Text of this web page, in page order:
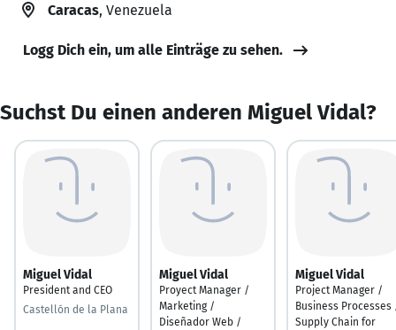
Caracas, Venezuela
Logg Dich ein, um alle Einträge zu sehen.
Suchst Du einen anderen Miguel Vidal?
Miguel Vidal
President and CEO
Castellón de la Plana
Miguel Vidal
Proyect Manager /
Marketing /
Diseñador Web /
Miguel Vidal
Project Manager /
Business Processes
Supply Chain for